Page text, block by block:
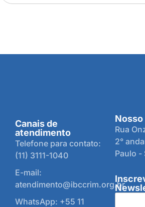
Canais de
atendimento
Telefone para contato:
(11) 3111-1040
E-mail:
atendimento@ibccrim.org.br
WhatsApp: +55 11
Rua
2°
Paulo -